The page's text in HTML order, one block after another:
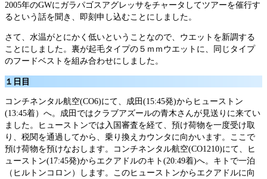
2005年のGWにガラパゴスアグレッサをチャータしてツアーを催行す
るという話を聞き、即刻申し込むことにしました。
さて、水温がとにかく低いということなので、ウエットを新調する
ことにしました。裏が起毛タイプの５ｍｍウエットに、同じタイプ
のフードベストを組み合わせにしました。
１日目
コンチネンタル航空(CO6)にて、成田(15:45発)からヒューストン
(13:45着）へ。成田ではクラブアズールの青木さんが見送りに来てい
ました。ヒューストンでは入国審査を経て、預け荷物を一度受け取
り、税関を通過してから、乗り換えカウンタに向かいます。ここで
預け荷物を預けなおします。コンチネンタル航空(CO1210)にて、ヒ
ューストン(17:45発)からエクアドルのキト(20:49着)へ。キトで一泊
（ヒルトンコロン）します。このヒューストンからエクアドルに向